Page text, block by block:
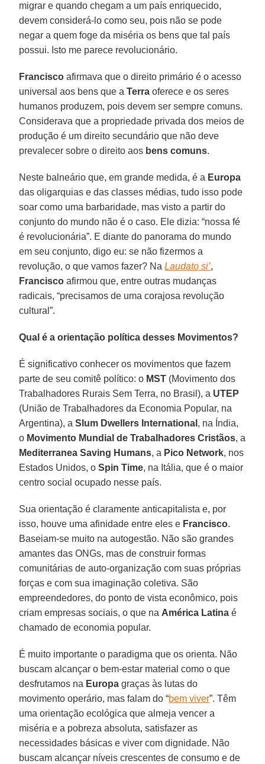
migrar e quando chegam a um país enriquecido,
devem considerá-lo como seu, pois não se pode
negar a quem foge da miséria os bens que tal país
possui. Isto me parece revolucionário.
Francisco afirmava que o direito primário é o acesso
universal aos bens que aTerra oferece e os seres
humanos produzem, pois devem ser sempre comuns.
Considerava que a propriedade privada dos meios de
produção é um direito secundário que não deve
prevalecer sobre o direito aos bens comuns.
Neste balneário que, em grande medida, é a Europa
das oligarquias e das classes médias, tudo isso pode
soar como uma barbaridade, mas visto a partir do
conjunto do mundo não é o caso. Ele dizia: “nossa fé
é revolucionária”. E diante do panorama do mundo
em seu conjunto, digo eu: se não fizermos a
revolução, o que vamos fazer? NaLaudato si’,
Francisco afirmou que, entre outras mudanças
radicais, “precisamos de uma corajosa revolução
cultural”.
Qual é a orientação política desses Movimentos?
É significativo conhecer os movimentos que fazem
parte de seu comitê político: o MST (Movimento dos
Trabalhadores Rurais Sem Terra, no Brasil), a UTEP
(União de Trabalhadores da Economia Popular, na
Argentina), a Slum Dwellers International , na Índia,
o Movimento Mundial de Trabalhadores Cristãos, a
Mediterranea Saving Humans, a Pico Network, nos
Estados Unidos, oSpin Time, na Itália, que é o maior
centro social ocupado nesse país.
Sua orientação é claramente anticapitalista e, por
isso, houve uma afinidade entre eles e Francisco.
Baseiam-se muito na autogestão. Não são grandes
amantes das ONGs, mas de construir formas
comunitárias de auto-organização com suas próprias
forças e com sua imaginação coletiva. São
empreendedores, do ponto de vista econômico, pois
criam empresas sociais, o que naAmérica Latina é
chamado de economia popular.
É muito importante o paradigma que os orienta. Não
buscam alcançar o bem-estar material como o que
desfrutamos na Europa graças às lutas do
movimento operário, mas falam do “bem viver”. Têm
uma orientação ecológica que almeja vencer a
miséria e a pobreza absoluta, satisfazer as
necessidades básicas e viver com dignidade. Não
buscam alcançar níveis crescentes de consumo e de